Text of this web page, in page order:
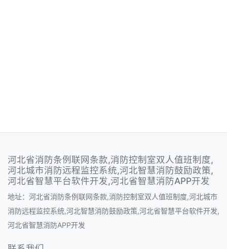
河北省消防条例联网条款,消防控制室双人值班制度,
河北城市消防远程监控系统,河北智慧消防鼓励政策,
河北省智慧平台软件开发,河北省智慧消防APP开发
地址：河北省消防条例联网条款,消防控制室双人值班制度,河北城市
消防远程监控系统,河北智慧消防鼓励政策,河北省智慧平台软件开发,
河北省智慧消防APP开发